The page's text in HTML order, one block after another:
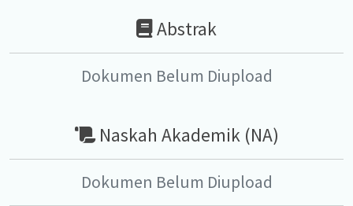
Abstrak
Dokumen Belum Diupload
Naskah Akademik (NA)
Dokumen Belum Diupload